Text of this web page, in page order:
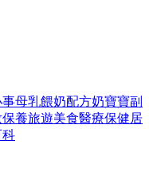
事母乳餵奶配方奶寶寶副
養旅遊美食醫療保健居
科